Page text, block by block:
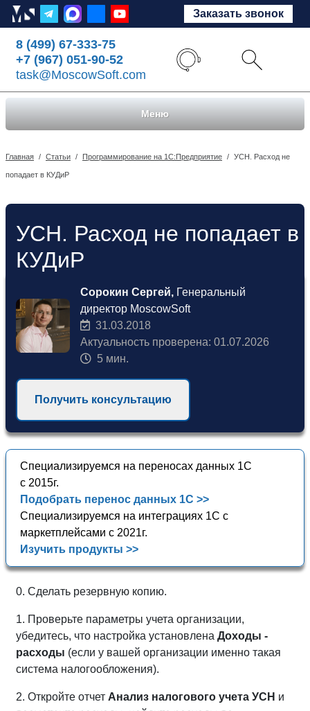
Заказать звонок
8 (499) 67-333-75
+7 (967) 051-90-52
task@MoscowSoft.com
Меню
Главная / Статьи / Программирование на 1С:Предприятие / УСН. Расход не
попадает в КУДиР
УСН. Расход не попадает в
КУДиР
Сорокин Сергей, Генеральный
директор MoscowSoft
31.03.2018
Актуальность проверена: 01.07.2026
5 мин.
Получить консультацию
Специализируемся на переносах данных 1С
с 2015г.
Подобрать перенос данных 1С >>
Специализируемся на интеграциях 1С с
маркетплейсами с 2021г.
Изучить продукты >>
0. Сделать резервную копию.
1. Проверьте параметры учета организации,
убедитесь, что настройка установлена Доходы -
расходы (если у вашей организации именно такая
система налогообложения).
2. Откройте отчет Анализ налогового учета УСН и